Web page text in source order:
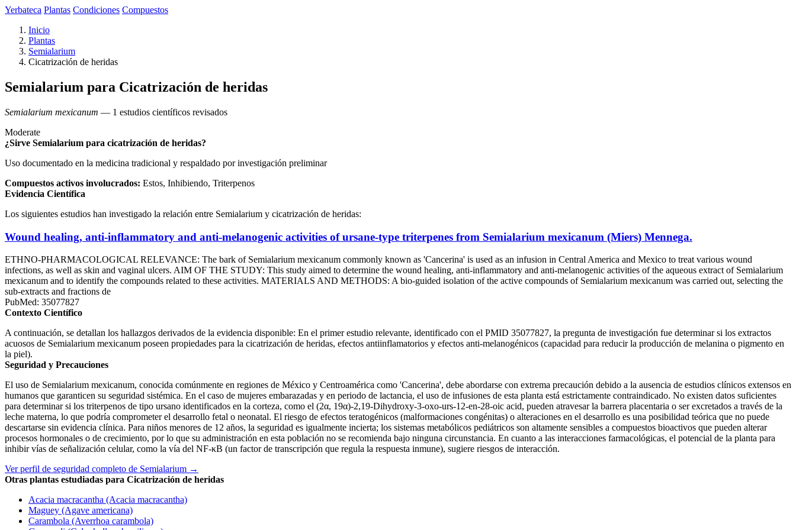
Yerbateca Plantas Condiciones Compuestos
Inicio
Plantas
Semialarium
Cicatrización de heridas
Semialarium para Cicatrización de heridas
Semialarium mexicanum — 1 estudios científicos revisados
Moderate
¿Sirve Semialarium para cicatrización de heridas?
Uso documentado en la medicina tradicional y respaldado por investigación preliminar
Compuestos activos involucrados: Estos, Inhibiendo, Triterpenos
Evidencia Científica
Los siguientes estudios han investigado la relación entre Semialarium y cicatrización de heridas:
Wound healing, anti-inflammatory and anti-melanogenic activities of ursane-type triterpenes from Semialarium mexicanum (Miers) Mennega.
ETHNO-PHARMACOLOGICAL RELEVANCE: The bark of Semialarium mexicanum commonly known as 'Cancerina' is used as an infusion in Central America and Mexico to treat various wound
infections, as well as skin and vaginal ulcers. AIM OF THE STUDY: This study aimed to determine the wound healing, anti-inflammatory and anti-melanogenic activities of the aqueous extract of Semialarium
mexicanum and to identify the compounds related to these activities. MATERIALS AND METHODS: A bio-guided isolation of the active compounds of Semialarium mexicanum was carried out, selecting the
sub-extracts and fractions de
PubMed: 35077827
Contexto Científico
A continuación, se detallan los hallazgos derivados de la evidencia disponible: En el primer estudio relevante, identificado con el PMID 35077827, la pregunta de investigación fue determinar si los extractos
acuosos de Semialarium mexicanum poseen propiedades para la cicatrización de heridas, efectos antiinflamatorios y efectos anti-melanogénicos (capacidad para reducir la producción de melanina o pigmento en
la piel).
Seguridad y Precauciones
El uso de Semialarium mexicanum, conocida comúnmente en regiones de México y Centroamérica como 'Cancerina', debe abordarse con extrema precaución debido a la ausencia de estudios clínicos extensos en
humanos que garanticen su seguridad sistémica. En el caso de mujeres embarazadas y en periodo de lactancia, el uso de infusiones de esta planta está estrictamente contraindicado. No existen datos suficientes
para determinar si los triterpenos de tipo ursano identificados en la corteza, como el (2α, 19α)-2,19-Dihydroxy-3-oxo-urs-12-en-28-oic acid, pueden atravesar la barrera placentaria o ser excretados a través de la
leche materna, lo que podría comprometer el desarrollo fetal o neonatal. El riesgo de efectos teratogénicos (malformaciones congénitas) o alteraciones en el desarrollo es una posibilidad teórica que no puede
descartarse sin evidencia clínica. Para niños menores de 12 años, la seguridad es igualmente incierta; los sistemas metabólicos pediátricos son altamente sensibles a compuestos bioactivos que pueden alterar
procesos hormonales o de crecimiento, por lo que su administración en esta población no se recomienda bajo ninguna circunstancia. En cuanto a las interacciones farmacológicas, el potencial de la planta para
inhibir vías de señalización celular, como la vía del NF-κB (un factor de transcripción que regula la respuesta inmune), sugiere riesgos de interacción.
Ver perfil de seguridad completo de Semialarium →
Otras plantas estudiadas para Cicatrización de heridas
Acacia macracantha (Acacia macracantha)
Maguey (Agave americana)
Carambola (Averrhoa carambola)